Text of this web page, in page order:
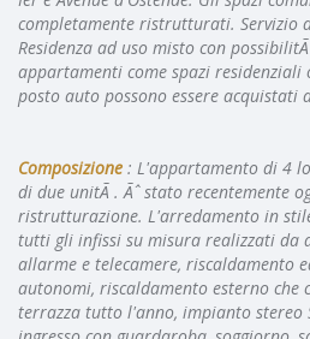
completamente ristrutturati. Servizio
Residenza ad uso misto con
appartamenti come spazi
posto auto possono essere acquistati
Composizione : L'appartamento di 4
di due unitÃ . Ãˆ stato recentemente
ristrutturazione. L'arredamento in
tutti gli infissi su misura realizzati da
allarme e telecamere, riscaldamento
autonomi, riscaldamento esterno che
terrazza tutto l'anno, impianto stereo